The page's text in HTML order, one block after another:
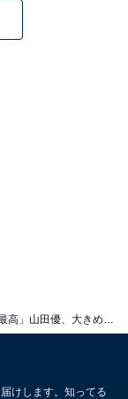
「超、超、最高」山田優、大きめシャツコーデでほっそり美脚を披露！ 「素敵」「綺麗すぎる」と反響
けします。知ってる